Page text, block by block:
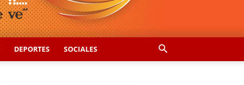
DEPORTES SOCIALES